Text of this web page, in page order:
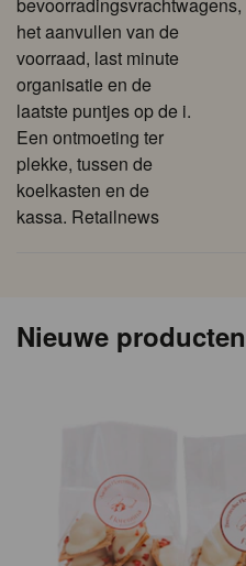
het aanvullen van de
voorraad, last minute
organisatie en de
laatste puntjes op de i.
Een ontmoeting ter
plekke, tussen de
koelkasten en de
kassa. Retailnews
Nieuwe producten